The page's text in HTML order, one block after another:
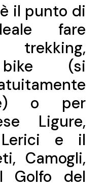
il punto di
fare
trekking,
bike (si
o per
Ligure,
Lerici e il
Camogli,
Golfo del